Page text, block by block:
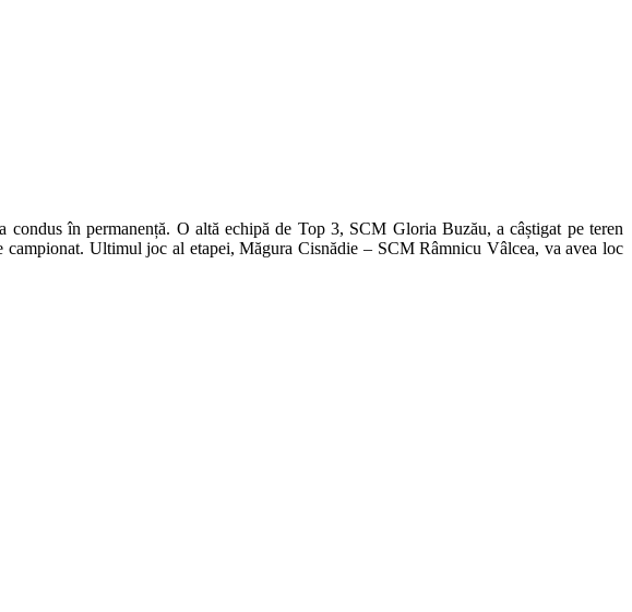
în permanență. O altă echipă de Top 3, SCM Gloria Buzău, a câștigat pe teren
Ultimul joc al etapei, Măgura Cisnădie – SCM Râmnicu Vâlcea, va avea loc